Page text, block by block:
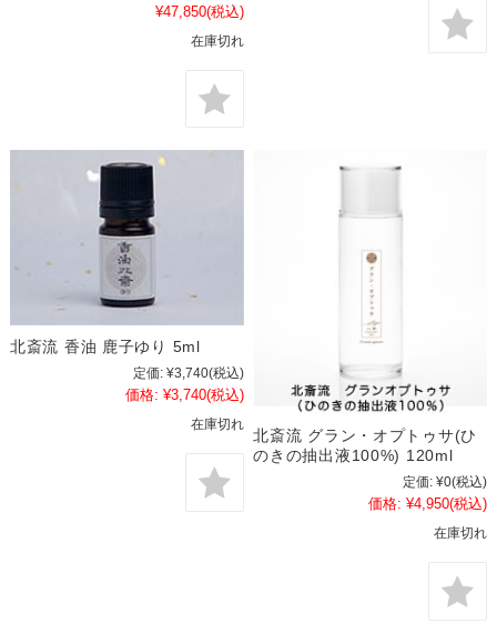
¥47,850(税込)
在庫切れ
北斎流 香油 鹿子ゆり 5ml
定価: ¥3,740(税込)
価格: ¥3,740(税込)
在庫切れ
北斎流 グラン・オプトゥサ(ひ
のきの抽出液100%) 120ml
定価: ¥0(税込)
価格: ¥4,950(税込)
在庫切れ